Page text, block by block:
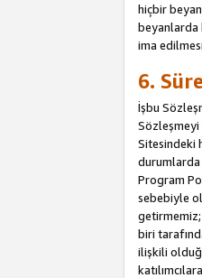
hiçbir
beyanlarda
ima
6.
İşbu
Sözleşmeyi
Sitesindeki
durumlarda
Program
sebebiyle
getirmemiz;
biri
ilişkili